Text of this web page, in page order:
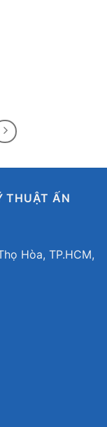
THUẬT ẤN
Hòa, TP.HCM,